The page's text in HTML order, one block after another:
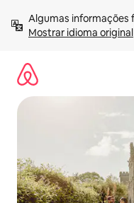
para
Mostrar idioma original